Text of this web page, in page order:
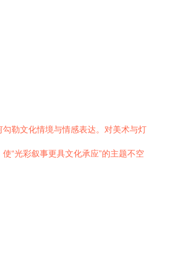
勒文化情境与情感表达。对美术与灯
“光彩叙事更具文化承应”的主题不空